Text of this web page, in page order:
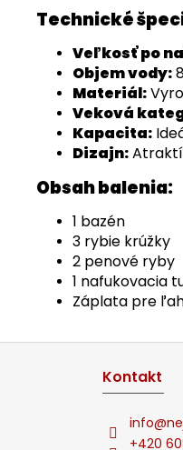
Technické
Veľkosť po
Objem vody:
Materiál:
Veková
Kapacita:
Dizajn:
Obsah balenia:
1 bazén
3 rybie krúžky
2 penové ryby
1 nafukovacia
Záplata pre
Z
Kontakt
info@
+420